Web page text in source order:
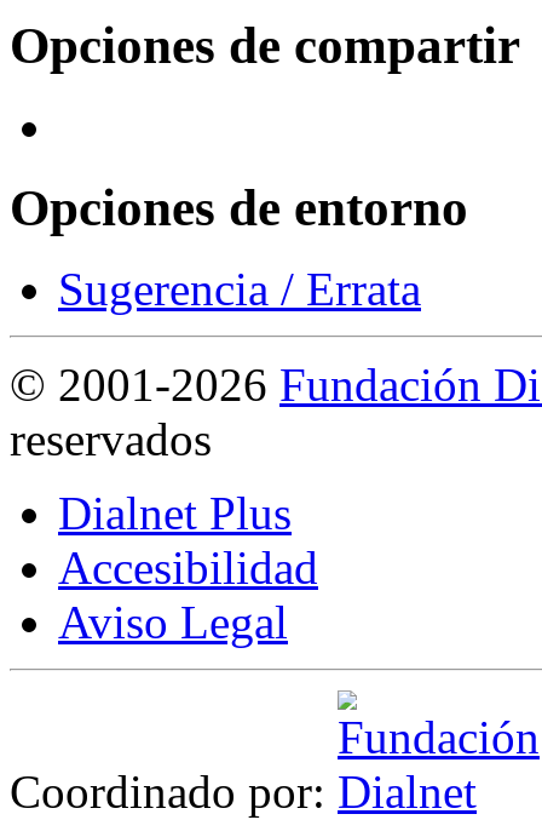
Opciones de compartir
Opciones de entorno
Sugerencia / Errata
© 2001-2026 Fundación
reservados
Dialnet Plus
Accesibilidad
Aviso Legal
Coordinado por: